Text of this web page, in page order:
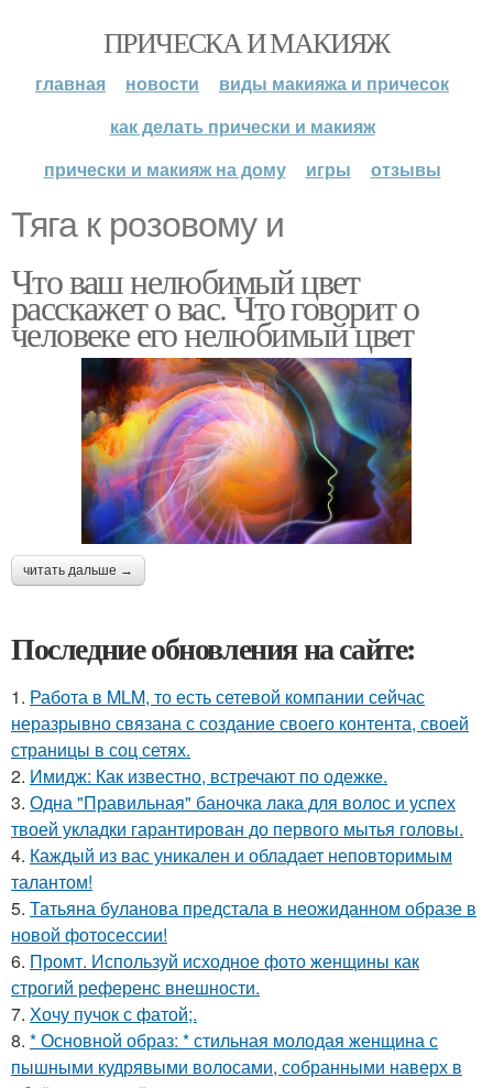
ПРИЧЕСКА И МАКИЯЖ
главная новости
виды макияжа и причесок
как делать прически и макияж
прически и макияж на дому
игры отзывы
Тяга к розовому и
Что ваш нелюбимый цвет
расскажет о вас. Что говорит о
человеке его нелюбимый цвет
читать дальше →
Последние обновления на сайте:
1. Работа в MLM, то есть сетевой компании сейчас
неразрывно связана с создание своего контента, своей
страницы в соц сетях.
2. Имидж: Как известно, встречают по одежке.
3. Одна "Правильная" баночка лака для волос и успех
твоей укладки гарантирован до первого мытья головы.
4. Каждый из вас уникален и обладает неповторимым
талантом!
5. Татьяна буланова предстала в неожиданном образе в
новой фотосессии!
6. Промт. Используй исходное фото женщины как
строгий референс внешности.
7. Хочу пучок с фатой;.
8. * Основной образ: * стильная молодая женщина с
пышными кудрявыми волосами, собранными наверх в